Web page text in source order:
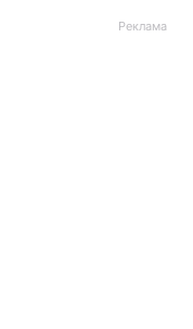
Реклама